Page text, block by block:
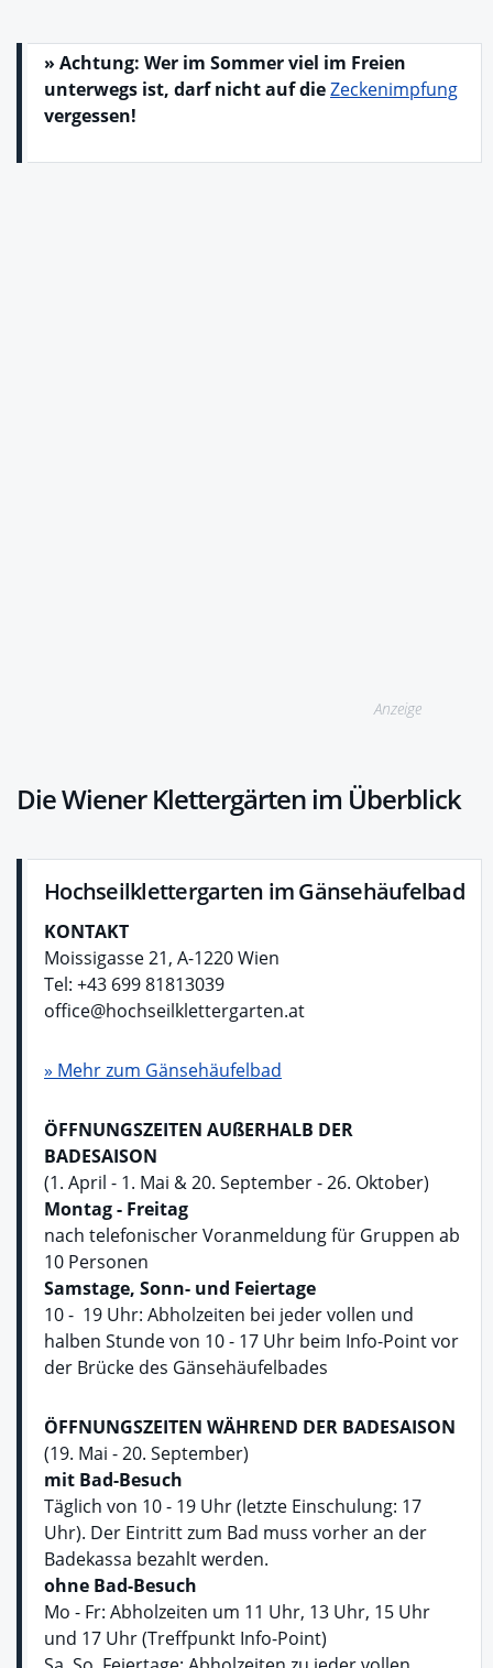
» Achtung: Wer im Sommer viel im Freien
unterwegs ist, darf nicht auf dieZeckenimpfung
vergessen!
Anzeige
Die Wiener Klettergärten im Überblick
Hochseilklettergarten im Gänsehäufelbad
KONTAKT
Moissigasse 21, A-1220 Wien
Tel: +43 699 81813039
office@hochseilklettergarten.at
» Mehr zum Gänsehäufelbad
ÖFFNUNGSZEITEN AUßERHALB DER
BADESAISON
(1. April - 1. Mai & 20. September - 26. Oktober)
Montag - Freitag
nach telefonischer Voranmeldung für Gruppen ab
10 Personen
Samstage, Sonn- und Feiertage
10 - 19 Uhr: Abholzeiten bei jeder vollen und
halben Stunde von 10 - 17 Uhr beim Info-Point vor
der Brücke des Gänsehäufelbades
ÖFFNUNGSZEITEN WÄHREND DER BADESAISON
(19. Mai - 20. September)
mit Bad-Besuch
Täglich von 10 - 19 Uhr (letzte Einschulung: 17
Uhr). Der Eintritt zum Bad muss vorher an der
Badekassa bezahlt werden.
ohne Bad-Besuch
Mo - Fr: Abholzeiten um 11 Uhr, 13 Uhr, 15 Uhr
und 17 Uhr (Treffpunkt Info-Point)